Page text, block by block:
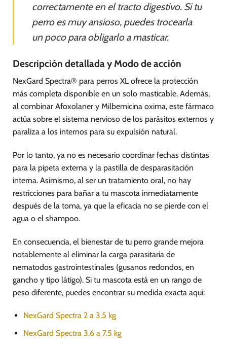
correctamente en el tracto digestivo. Si tu
perro es muy ansioso, puedes trocearla
un poco para obligarlo a masticar.
Descripción detallada y Modo de acción
NexGard Spectra® para perros XL ofrece la protección
más completa disponible en un solo masticable. Además,
al combinar Afoxolaner y Milbemicina oxima, este fármaco
actúa sobre el sistema nervioso de los parásitos externos y
paraliza a los internos para su expulsión natural.
Por lo tanto, ya no es necesario coordinar fechas distintas
para la pipeta externa y la pastilla de desparasitación
interna. Asimismo, al ser un tratamiento oral, no hay
restricciones para bañar a tu mascota inmediatamente
después de la toma, ya que la eficacia no se pierde con el
agua o el shampoo.
En consecuencia, el bienestar de tu perro grande mejora
notablemente al eliminar la carga parasitaria de
nematodos gastrointestinales (gusanos redondos, en
gancho y tipo látigo). Si tu mascota está en un rango de
peso diferente, puedes encontrar su medida exacta aquí:
NexGard Spectra 2 a 3.5 kg
NexGard Spectra 3.6 a 7.5 kg